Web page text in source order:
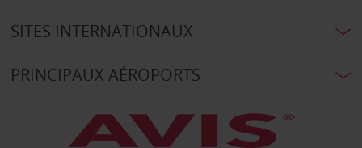
SITES INTERNATIONAUX
PRINCIPAUX AÉROPORTS